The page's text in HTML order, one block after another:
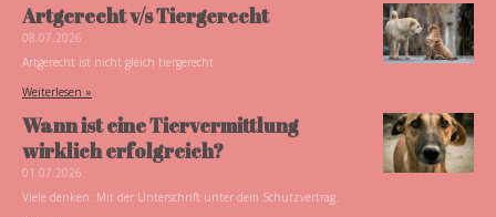
Artgerecht v/s Tiergerecht
08.07.2026
Artgerecht ist nicht gleich tiergerecht
Weiterlesen »
Wann ist eine Tiervermittlung
wirklich erfolgreich?
01.07.2026
Viele denken: Mit der Unterschrift unter dem Schutzvertrag.